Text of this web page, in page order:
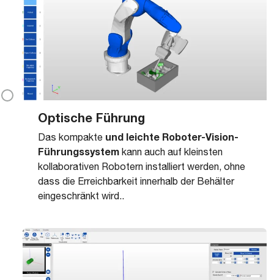
Optische Führung
Das kompakte und leichte Roboter-Vision-
Führungssystem kann auch auf kleinsten
kollaborativen Robotern installiert werden, ohne
dass die Erreichbarkeit innerhalb der Behälter
eingeschränkt wird..